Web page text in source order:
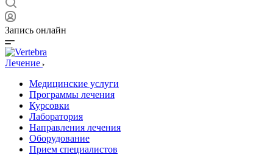
Запись онлайн
Лечение
Медицинские услуги
Программы лечения
Курсовки
Лаборатория
Направления лечения
Оборудование
Прием специалистов